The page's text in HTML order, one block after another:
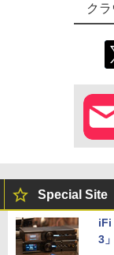
ク
Special Site
iFi
3